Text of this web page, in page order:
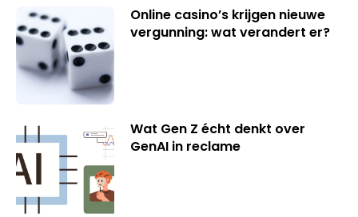
Online casino’s krijgen nieuwe
vergunning: wat verandert er?
Wat Gen Z écht denkt over
GenAI in reclame